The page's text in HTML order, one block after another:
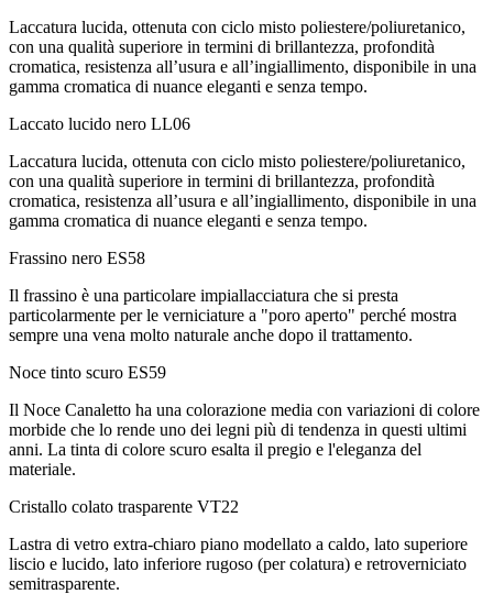
Laccatura lucida, ottenuta con ciclo misto poliestere/poliuretanico,
con una qualità superiore in termini di brillantezza, profondità
cromatica, resistenza all’usura e all’ingiallimento, disponibile in una
gamma cromatica di nuance eleganti e senza tempo.
Laccato lucido nero LL06
Laccatura lucida, ottenuta con ciclo misto poliestere/poliuretanico,
con una qualità superiore in termini di brillantezza, profondità
cromatica, resistenza all’usura e all’ingiallimento, disponibile in una
gamma cromatica di nuance eleganti e senza tempo.
Frassino nero ES58
Il frassino è una particolare impiallacciatura che si presta
particolarmente per le verniciature a "poro aperto" perché mostra
sempre una vena molto naturale anche dopo il trattamento.
Noce tinto scuro ES59
Il Noce Canaletto ha una colorazione media con variazioni di colore
morbide che lo rende uno dei legni più di tendenza in questi ultimi
anni. La tinta di colore scuro esalta il pregio e l'eleganza del
materiale.
Cristallo colato trasparente VT22
Lastra di vetro extra-chiaro piano modellato a caldo, lato superiore
liscio e lucido, lato inferiore rugoso (per colatura) e retroverniciato
semitrasparente.